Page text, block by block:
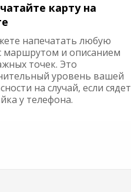
карту на
напечатать любую
маршрутом и описанием
точек. Это
уровень вашей
на случай, если сядет
у телефона.